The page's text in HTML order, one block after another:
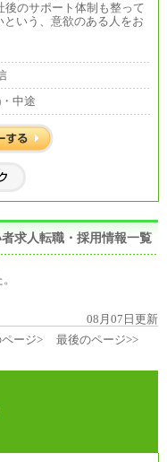
のサポート体制も整って
いう、意欲のある人をお
中途
求人転職・採用情報一覧
08月07日更新
ージ> 最後のページ>>